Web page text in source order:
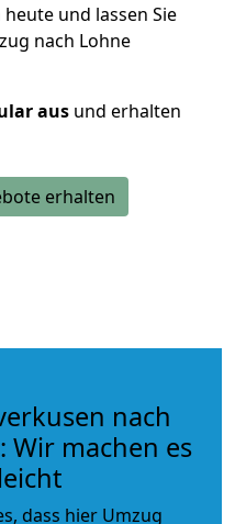
und lassen Sie
nach Lohne
aus und erhalten
erhalten
nach
Wir machen es
dass hier Umzug